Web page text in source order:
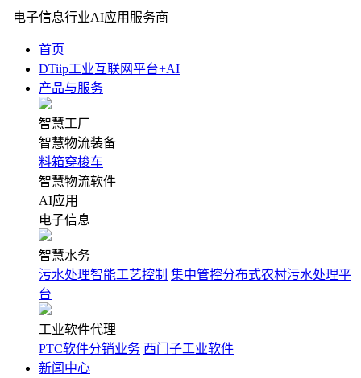
电子信息行业AI应用服务商
首页
DTiip工业互联网平台+AI
产品与服务
智慧工厂
智慧物流装备
料箱穿梭车
智慧物流软件
AI应用
电子信息
智慧水务
污水处理智能工艺控制 集中管控分布式农村污水处理平
台
工业软件代理
PTC软件分销业务 西门子工业软件
新闻中心